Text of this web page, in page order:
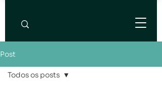
Post
Todos os posts